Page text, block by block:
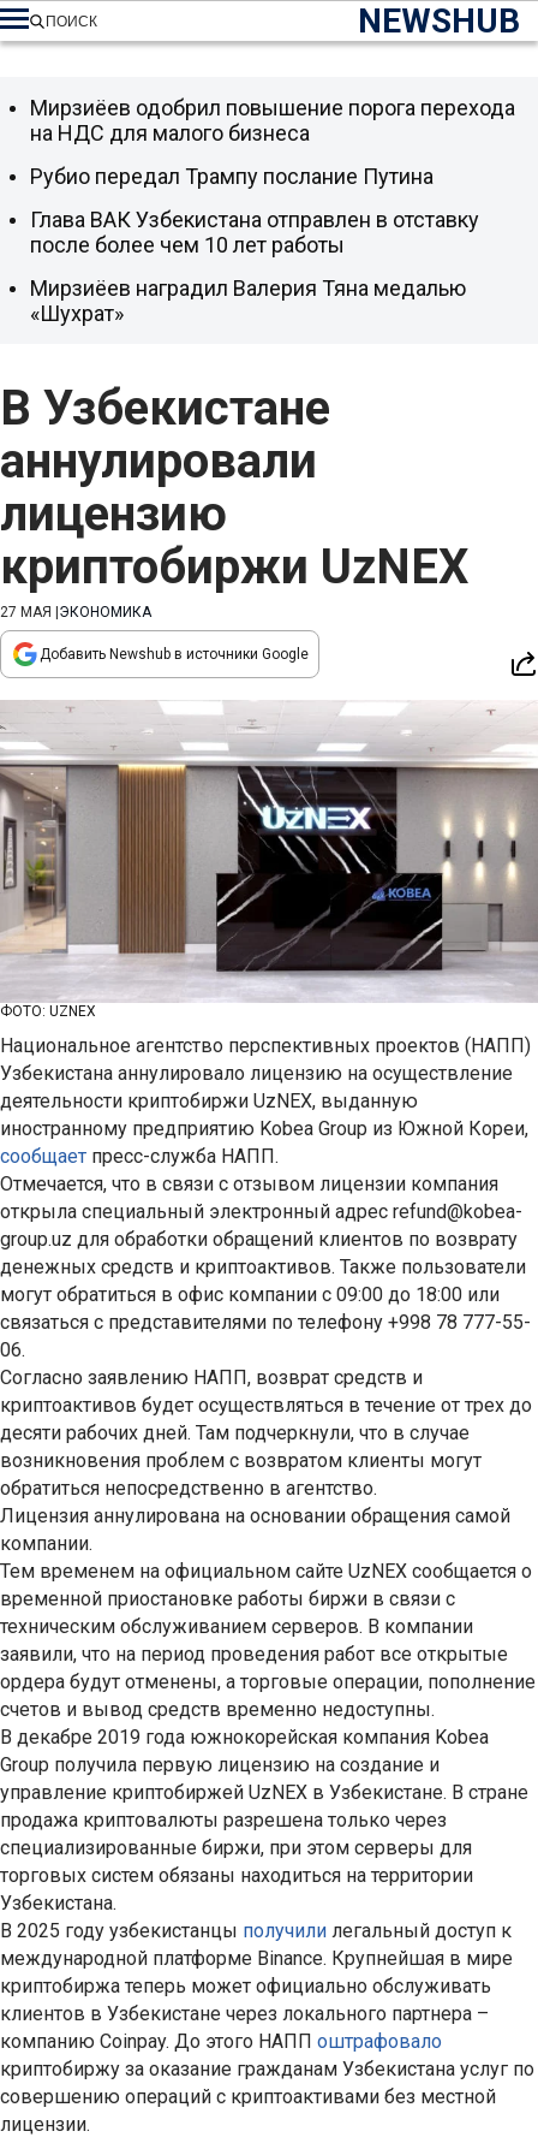
NEWSHUB
ПОИСК
В Узбекистане
аннулировали
лицензию
криптобиржи UzNEX
27 МАЯ ЭКОНОМИКА
Добавить Newshub в источники Google
ФОТО: UZNEX
Национальное агентство перспективных проектов (НАПП)
Узбекистана аннулировало лицензию на осуществление
деятельности криптобиржи UzNEX, выданную
иностранному предприятию Kobea Group из Южной Кореи,
сообщает пресс-служба НАПП.
Отмечается, что в связи с отзывом лицензии компания
открыла специальный электронный адрес refund@kobea-
group.uz для обработки обращений клиентов по возврату
денежных средств и криптоактивов. Также пользователи
могут обратиться в офис компании с 09:00 до 18:00 или
связаться с представителями по телефону +998 78 777-55-
06.
Согласно заявлению НАПП, возврат средств и
криптоактивов будет осуществляться в течение от трех до
десяти рабочих дней. Там подчеркнули, что в случае
возникновения проблем с возвратом клиенты могут
обратиться непосредственно в агентство.
Лицензия аннулирована на основании обращения самой
компании.
Тем временем на официальном сайте UzNEX сообщается о
временной приостановке работы биржи в связи с
техническим обслуживанием серверов. В компании
заявили, что на период проведения работ все открытые
ордера будут отменены, а торговые операции, пополнение
счетов и вывод средств временно недоступны.
В декабре 2019 года южнокорейская компания Kobea
Group получила первую лицензию на создание и
управление криптобиржей UzNEX в Узбекистане. В стране
продажа криптовалюты разрешена только через
специализированные биржи, при этом серверы для
торговых систем обязаны находиться на территории
Узбекистана.
В 2025 году узбекистанцы получили легальный доступ к
международной платформе Binance. Крупнейшая в мире
криптобиржа теперь может официально обслуживать
клиентов в Узбекистане через локального партнера –
компанию Coinpay. До этого НАПП оштрафовало
криптобиржу за оказание гражданам Узбекистана услуг по
совершению операций с криптоактивами без местной
лицензии.
Мирзиёев одобрил повышение порога перехода
на НДС для малого бизнеса
Рубио передал Трампу послание Путина
Глава ВАК Узбекистана отправлен в отставку
после более чем 10 лет работы
Мирзиёев наградил Валерия Тяна медалью
«Шухрат»